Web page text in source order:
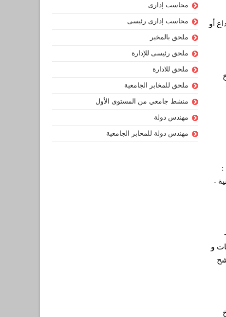
أو
:
-
-
و
محاسب إدارى
محاسب إدارى رئيسى
ملحق بالمخبر
ملحق رئيسى للإدارة
ملحق للادارة
ملحق للمخابر الجامعية
منشط جامعي من المستوى الأول
مهندس دولة
مهندس دولة للمخابر الجامعية